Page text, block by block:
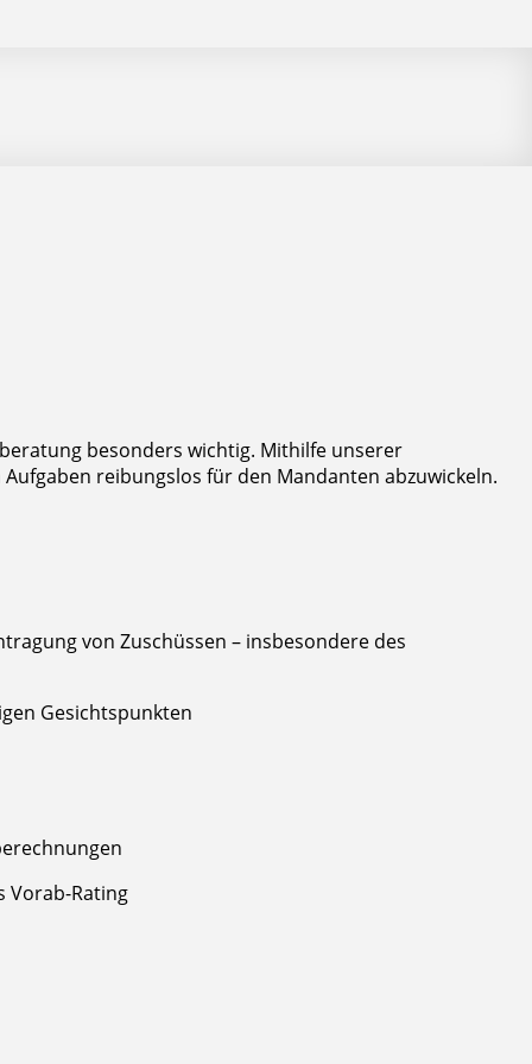
besonders wichtig. Mithilfe unserer
reibungslos für den Mandanten abzuwickeln.
von Zuschüssen – insbesondere des
Gesichtspunkten
Vorab-Rating